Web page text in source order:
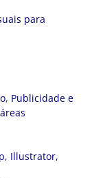
para
Publicidade e
Illustrator,